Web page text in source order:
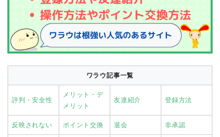
ワラウ記事一覧
評判・安全性
メリット・デ
メリット
友達紹介 登録方法
反映されない ポイント交換 退会 非承認